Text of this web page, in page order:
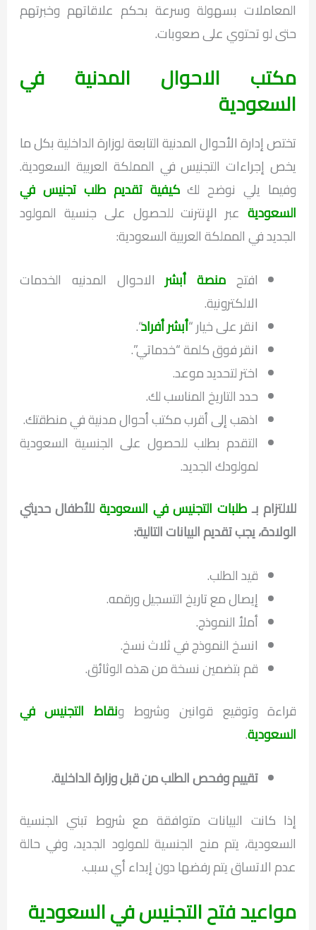
المعاملات بسهولة وسرعة بحكم علاقاتهم وخبرتهم
حتى لو تحتوي على صعوبات.
مكتب الاحوال المدنية في
السعودية
تختص إدارة الأحوال المدنية التابعة لوزارة الداخلية بكل ما
يخص إجراءات التجنيس في المملكة العربية السعودية.
وفيما يلي نوضح لككيفية تقديم طلب تجنيس في
السعوديةعبر الإنترنت للحصول على جنسية المولود
الجديد في المملكة العربية السعودية:
افتح منصة أبشرالاحوال المدنيه الخدمات
الالكترونية.
انقر على خيار “أبشر أفراد“.
انقر فوق كلمة “خدماتي”.
اختر لتحديد موعد.
حدد التاريخ المناسب لك.
اذهب إلى أقرب مكتب أحوال مدنية في منطقتك.
التقدم بطلب للحصول على الجنسية السعودية
لمولودك الجديد.
للالتزام بـطلبات التجنيس في السعوديةللأطفال حديثي
الولادة، يجب تقديم البيانات التالية:
قيد الطلب.
إيصال مع تاريخ التسجيل ورقمه.
أملأ النموذج.
انسخ النموذج في ثلاث نسخ.
قم بتضمين نسخة من هذه الوثائق.
قراءة وتوقيع قوانين وشروط ونقاط التجنيس في
السعودية.
تقييم وفحص الطلب من قبل وزارة الداخلية.
إذا كانت البيانات متوافقة مع شروط تبني الجنسية
السعودية، يتم منح الجنسية للمولود الجديد، وفي حالة
عدم الاتساق يتم رفضها دون إبداء أي سبب.
مواعيد فتح التجنيس في السعودية